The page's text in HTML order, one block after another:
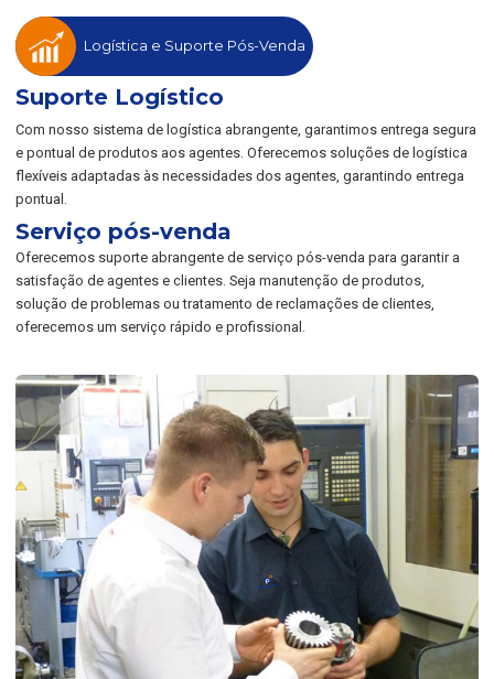
Logística e Suporte Pós-Venda
Suporte Logístico
Com nosso sistema de logística abrangente, garantimos entrega segura
e pontual de produtos aos agentes. Oferecemos soluções de logística
flexíveis adaptadas às necessidades dos agentes, garantindo entrega
pontual.
Serviço pós-venda
Oferecemos suporte abrangente de serviço pós-venda para garantir a
satisfação de agentes e clientes. Seja manutenção de produtos,
solução de problemas ou tratamento de reclamações de clientes,
oferecemos um serviço rápido e profissional.